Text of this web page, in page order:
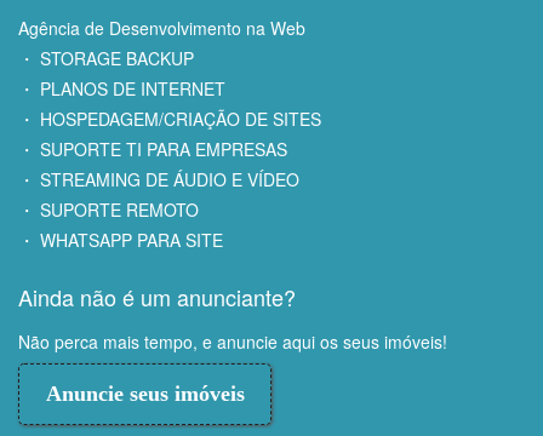
Agência de Desenvolvimento na Web
・ STORAGE BACKUP
・ PLANOS DE INTERNET
・ HOSPEDAGEM/CRIAÇÃO DE SITES
・ SUPORTE TI PARA EMPRESAS
・ STREAMING DE ÁUDIO E VÍDEO
・ SUPORTE REMOTO
・ WHATSAPP PARA SITE
Ainda não é um anunciante?
Não perca mais tempo, e anuncie aqui os seus imóveis!
Anuncie seus imóveis